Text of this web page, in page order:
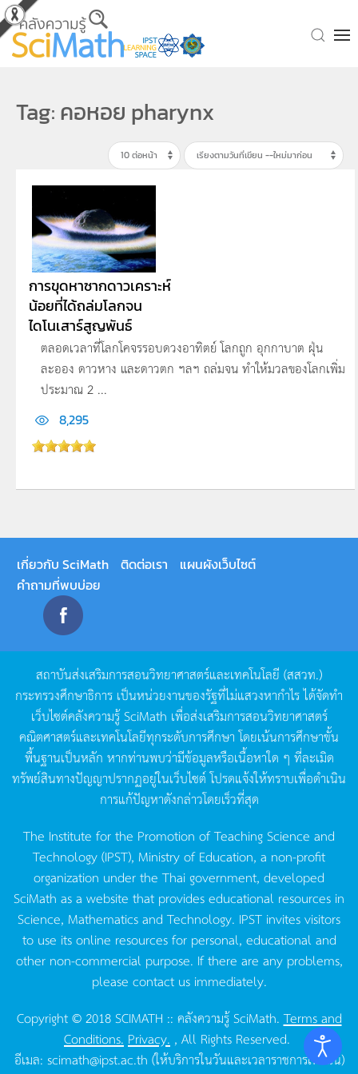
Skip to main content
Tag: คอหอย pharynx
การขุดหาซากดาวเคราะห์
น้อยที่ได้ถล่มโลกจน
ไดโนเสาร์สูญพันธ์
ตลอดเวลาที่โลกโคจรรอบดวงอาทิตย์ โลกถูก อุกกาบาต ฝุ่น
ละออง ดาวหาง และดาวตก ฯลฯ ถล่มจน ทำให้มวลของโลกเพิ่ม
ประมาณ 2 ...
8,295
เกี่ยวกับ SciMath ติดต่อเรา
แผนผังเว็บไซต์
คำถามที่พบบ่อย
สถาบันส่งเสริมการสอนวิทยาศาสตร์และเทคโนโลยี (สสวท.)
กระทรวงศึกษาธิการ เป็นหน่วยงานของรัฐที่ไม่แสวงหากำไรได้จัดทำ
เว็บไซต์คลังความรู้SciMath เพื่อส่งเสริมการสอนวิทยาศาสตร์
คณิตศาสตร์และเทคโนโลยีทุกระดับการศึกษา โดยเน้นการศึกษาขั้น
พื้นฐานเป็นหลัก หากท่านพบว่ามีข้อมูลหรือเนื้อหาใด ๆ ที่ละเมิด
ทรัพย์สินทางปัญญาปรากฏอยู่ในเว็บไซต์โปรดแจ้งให้ทราบเพื่อดำเนิน
การแก้ปัญหาดังกล่าวโดยเร็วที่สุด
The Institute for the Promotion of Teaching Science and
Technology (IPST), Ministry of Education, a non-profit
organization under the Thai government, developed
SciMath as a website that provides educational resources in
Science, Mathematics and Technology. IPST invites visitors
to use its online resources for personal, educational and
other non-commercial purpose. If there are any problems,
please contact us immediately.
Copyright © 2018 SCIMATH :: คลังความรู้ SciMath.Terms and
Conditions. Privacy. , All Rights Reserved.
อีเมล: scimath@ipst.ac.th (ให้บริการในวันและเวลาราชการเท่านั้น)